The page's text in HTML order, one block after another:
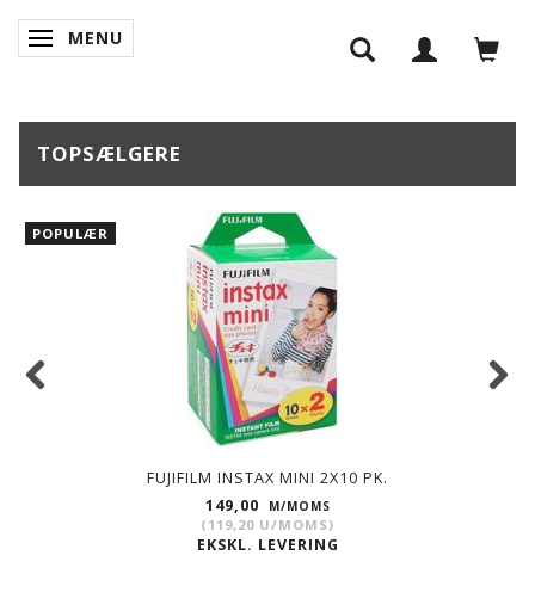
SKIFTE NAVIGATION
MENU
TOPSÆLGERE
POPULÆR
FUJIFILM INSTAX MINI 2X10 PK.
149,00
M/MOMS
( 119,20 U/MOMS)
EKSKL. LEVERING